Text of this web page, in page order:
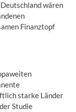
wären
Finanztopf
starke Länder
Studie